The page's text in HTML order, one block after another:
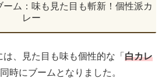
ム：味も見た目も斬新！個性派カ
レー
、見た目も味も個性的な「 白カレ
同時にブームとなりました。